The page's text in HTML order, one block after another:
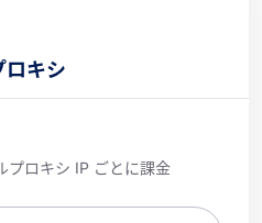
ロキシ
プロキシ IP ごとに課金